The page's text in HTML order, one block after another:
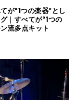
が“1つの楽器”とし
｜すべてが“1つの
流多点キット